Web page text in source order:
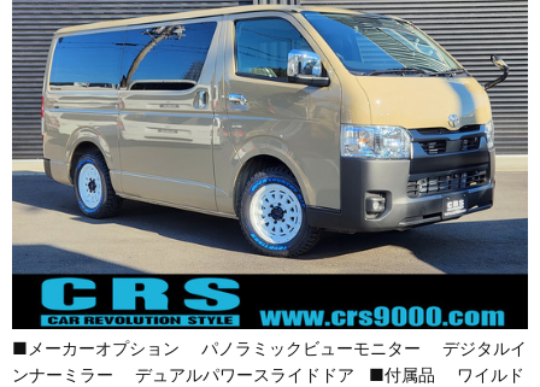
■メーカーオプション パノラミックビューモニター デジタルイ
ンナーミラー デュアルパワースライドドア ■付属品 ワイルド